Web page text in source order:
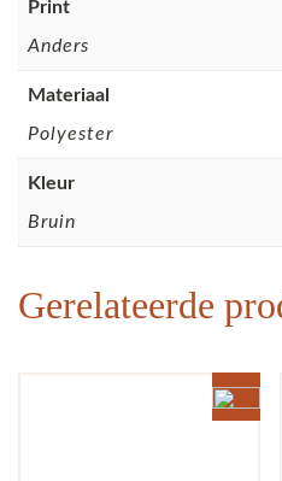
Print
Anders
Materiaal
Polyester
Kleur
Bruin
Gerelateerde